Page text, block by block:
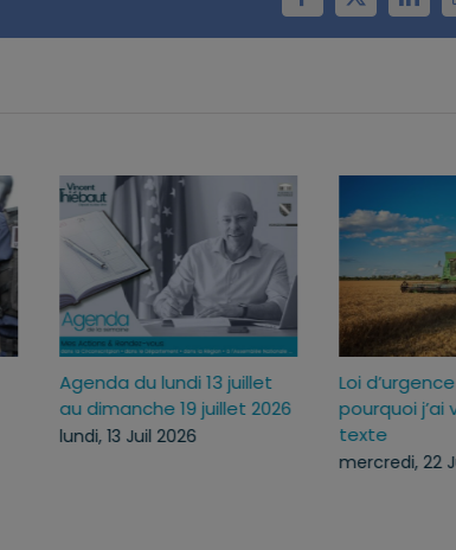
Facebook
X
Sécuriser l’usage des
armes pour mieux
protéger ceux qui nous
Agenda du lundi 13
au dimanche 19
lundi, 13 Juil 2026